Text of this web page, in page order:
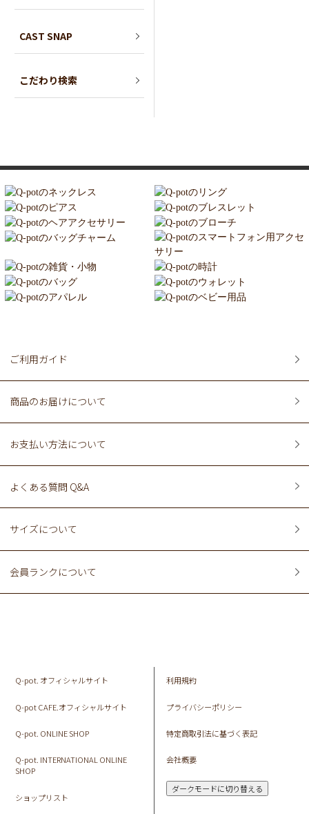
CAST SNAP
こだわり検索
ご利用ガイド
商品のお届けについて
お支払い方法について
よくある質問 Q&A
サイズについて
会員ランクについて
Q-pot. オフィシャルサイト
Q-pot CAFE.オフィシャルサイト
Q-pot. ONLINE SHOP
Q-pot. INTERNATIONAL ONLINE
SHOP
ショップリスト
利用規約
プライバシーポリシー
特定商取引法に基づく表記
会社概要
ダークモードに切り替える